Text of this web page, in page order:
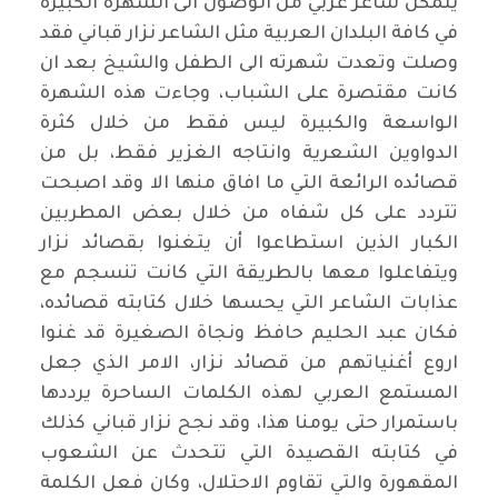
يتمكن شاعر عربي من الوصول الى الشهرة الكبيرة
في كافة البلدان العربية مثل الشاعر نزار قباني فقد
وصلت وتعدت شهرته الى الطفل والشيخ بعد ان
كانت مقتصرة على الشباب، وجاءت هذه الشهرة
الواسعة والكبيرة ليس فقط من خلال كثرة
الدواوين الشعرية وانتاجه الغزير فقط، بل من
قصائده الرائعة التي ما افاق منها الا وقد اصبحت
تتردد على كل شفاه من خلال بعض المطربين
الكبار الذين استطاعوا أن يتغنوا بقصائد نزار
ويتفاعلوا معها بالطريقة التي كانت تنسجم مع
عذابات الشاعر التي يحسها خلال كتابته قصائده،
فكان عبد الحليم حافظ ونجاة الصغيرة قد غنوا
اروع أغنياتهم من قصائد نزار، الامر الذي جعل
المستمع العربي لهذه الكلمات الساحرة يرددها
باستمرار حتى يومنا هذا، وقد نجح نزار قباني كذلك
في كتابته القصيدة التي تتحدث عن الشعوب
المقهورة والتي تقاوم الاحتلال، وكان فعل الكلمة